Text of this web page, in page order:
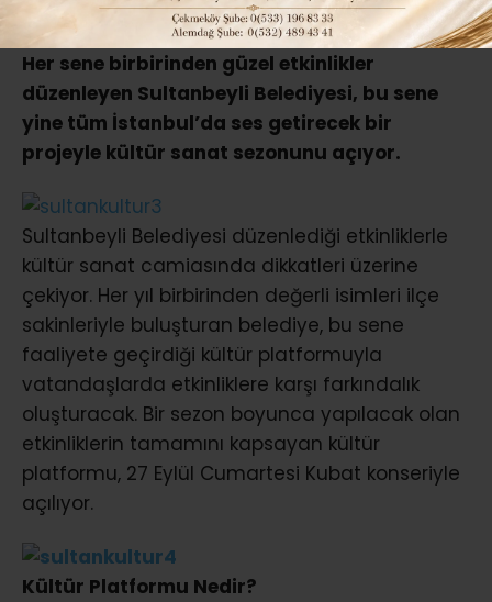
Her sene birbirinden güzel etkinlikler
düzenleyen Sultanbeyli Belediyesi, bu sene
yine tüm İstanbul’da ses getirecek bir
projeyle kültür sanat sezonunu açıyor.
Sultanbeyli Belediyesi düzenlediği etkinliklerle
kültür sanat camiasında dikkatleri üzerine
çekiyor. Her yıl birbirinden değerli isimleri ilçe
sakinleriyle buluşturan belediye, bu sene
faaliyete geçirdiği kültür platformuyla
vatandaşlarda etkinliklere karşı farkındalık
oluşturacak. Bir sezon boyunca yapılacak olan
etkinliklerin tamamını kapsayan kültür
platformu, 27 Eylül Cumartesi Kubat konseriyle
açılıyor.
Kültür Platformu Nedir?